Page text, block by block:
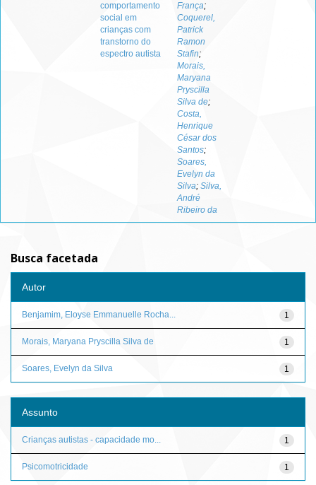
comportamento
social em
crianças com
transtorno do
espectro autista
França;
Coquerel,
Patrick
Ramon
Stafin;
Morais,
Maryana
Pryscilla
Silva de;
Costa,
Henrique
César dos
Santos;
Soares,
Evelyn da
Silva; Silva,
André
Ribeiro da
Busca facetada
Autor
1
Benjamim, Eloyse Emmanuelle Rocha...
1
Morais, Maryana Pryscilla Silva de
1
Soares, Evelyn da Silva
Assunto
1
Crianças autistas - capacidade mo...
1
Psicomotricidade